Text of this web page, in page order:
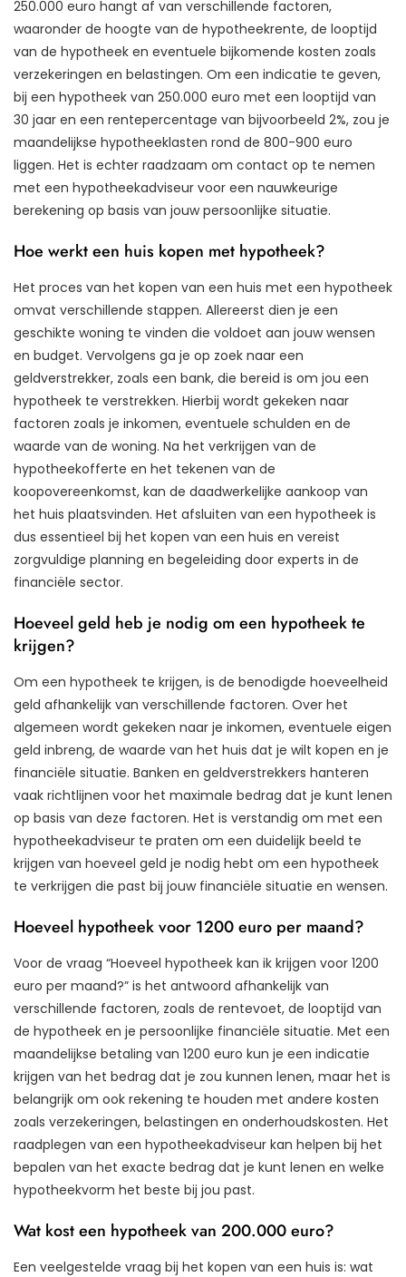
250.000 euro hangt af van verschillende factoren,
waaronder de hoogte van de hypotheekrente, de looptijd
van de hypotheek en eventuele bijkomende kosten zoals
verzekeringen en belastingen. Om een indicatie te geven,
bij een hypotheek van 250.000 euro met een looptijd van
30 jaar en een rentepercentage van bijvoorbeeld 2%, zou je
maandelijkse hypotheeklasten rond de 800-900 euro
liggen. Het is echter raadzaam om contact op te nemen
met een hypotheekadviseur voor een nauwkeurige
berekening op basis van jouw persoonlijke situatie.
Hoe werkt een huis kopen met hypotheek?
Het proces van het kopen van een huis met een hypotheek
omvat verschillende stappen. Allereerst dien je een
geschikte woning te vinden die voldoet aan jouw wensen
en budget. Vervolgens ga je op zoek naar een
geldverstrekker, zoals een bank, die bereid is om jou een
hypotheek te verstrekken. Hierbij wordt gekeken naar
factoren zoals je inkomen, eventuele schulden en de
waarde van de woning. Na het verkrijgen van de
hypotheekofferte en het tekenen van de
koopovereenkomst, kan de daadwerkelijke aankoop van
het huis plaatsvinden. Het afsluiten van een hypotheek is
dus essentieel bij het kopen van een huis en vereist
zorgvuldige planning en begeleiding door experts in de
financiële sector.
Hoeveel geld heb je nodig om een hypotheek te
krijgen?
Om een hypotheek te krijgen, is de benodigde hoeveelheid
geld afhankelijk van verschillende factoren. Over het
algemeen wordt gekeken naar je inkomen, eventuele eigen
geld inbreng, de waarde van het huis dat je wilt kopen en je
financiële situatie. Banken en geldverstrekkers hanteren
vaak richtlijnen voor het maximale bedrag dat je kunt lenen
op basis van deze factoren. Het is verstandig om met een
hypotheekadviseur te praten om een duidelijk beeld te
krijgen van hoeveel geld je nodig hebt om een hypotheek
te verkrijgen die past bij jouw financiële situatie en wensen.
Hoeveel hypotheek voor 1200 euro per maand?
Voor de vraag “Hoeveel hypotheek kan ik krijgen voor 1200
euro per maand?” is het antwoord afhankelijk van
verschillende factoren, zoals de rentevoet, de looptijd van
de hypotheek en je persoonlijke financiële situatie. Met een
maandelijkse betaling van 1200 euro kun je een indicatie
krijgen van het bedrag dat je zou kunnen lenen, maar het is
belangrijk om ook rekening te houden met andere kosten
zoals verzekeringen, belastingen en onderhoudskosten. Het
raadplegen van een hypotheekadviseur kan helpen bij het
bepalen van het exacte bedrag dat je kunt lenen en welke
hypotheekvorm het beste bij jou past.
Wat kost een hypotheek van 200.000 euro?
Een veelgestelde vraag bij het kopen van een huis is: wat